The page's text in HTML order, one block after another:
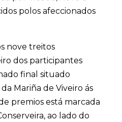
polos afeccionados
nove treitos
dos participantes
final situado
Mariña de Viveiro ás
premios está marcada
ao lado do